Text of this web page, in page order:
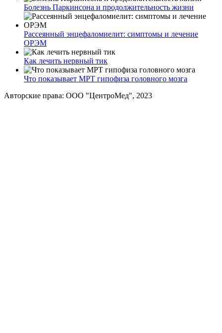
Болезнь Паркинсона и продолжительность жизни
Рассеянный энцефаломиелит: симптомы и лечение
ОРЭМ
Как лечить нервный тик
Что показывает МРТ гипофиза головного мозга
Авторские права: ООО "ЦентроМед", 2023